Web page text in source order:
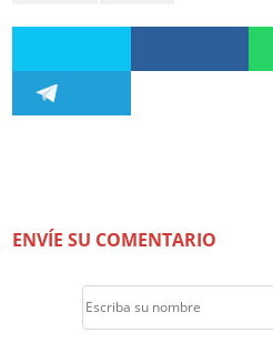
ENVÍE SU COMENTARIO